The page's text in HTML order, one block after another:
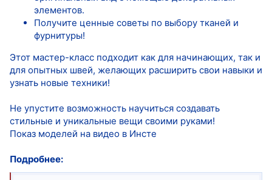
элементов.
Получите ценные советы по выбору тканей и
фурнитуры!
Этот мастер-класс подходит как для начинающих, так и
для опытных швей, желающих расширить свои навыки и
узнать новые техники!
Не упустите возможность научиться создавать
стильные и уникальные вещи своими руками!
Показ моделей на видео в Инсте
Подробнее: